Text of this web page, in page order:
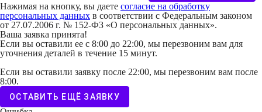
Нажимая на кнопку, вы даете согласие на обработку
персональных данных в соответствии с Федеральным законом
от 27.07.2006 г. № 152-ФЗ «О персональных данных».
Ваша заявка принята!
Если вы оставили ее с 8:00 до 22:00, мы перезвоним вам для
уточнения деталей в течение 15 минут.
Если вы оставили заявку после 22:00, мы перезвоним вам после
8:00.
ОСТАВИТЬ ЕЩЁ ЗАЯВКУ